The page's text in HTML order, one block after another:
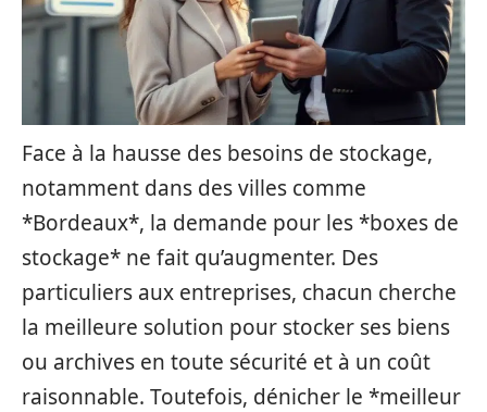
Face à la hausse des besoins de stockage,
notamment dans des villes comme
*Bordeaux*, la demande pour les *boxes de
stockage* ne fait qu’augmenter. Des
particuliers aux entreprises, chacun cherche
la meilleure solution pour stocker ses biens
ou archives en toute sécurité et à un coût
raisonnable. Toutefois, dénicher le *meilleur